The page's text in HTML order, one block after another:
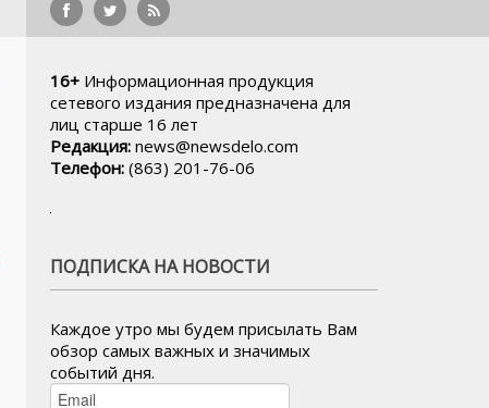
16+ Информационная продукция
сетевого издания предназначена для
лиц старше 16 лет
Редакция: news@newsdelo.com
Телефон: (863) 201-76-06
ПОДПИСКА НА НОВОСТИ
Каждое утро мы будем присылать Вам
обзор самых важных и значимых
событий дня.